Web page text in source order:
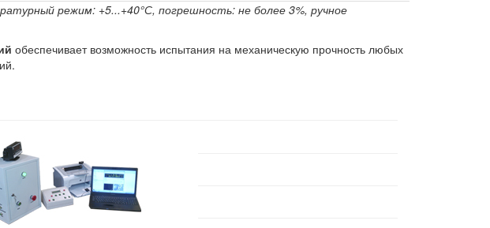
режим: +5...+40°С, погрешность: не более 3%, ручное
обеспечивает возможность испытания на механическую прочность любых